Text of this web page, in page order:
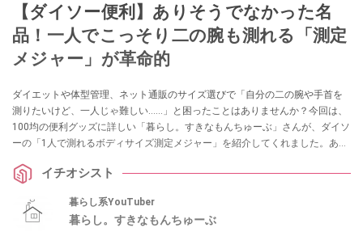
【ダイソー便利】ありそうでなかった名
品！一人でこっそり二の腕も測れる「測定
メジャー」が革命的
ダイエットや体型管理、ネット通販のサイズ選びで「自分の二の腕や手首を
測りたいけど、一人じゃ難しい……」と困ったことはありませんか？今回は、
100均の便利グッズに詳しい「暮らし。すきなもんちゅーぶ」さんが、ダイソ
ーの「1人で測れるボディサイズ測定メジャー」を紹介してくれました。あり
家に一台レベルの重宝アイテムです！
イチオシスト
暮らし系YouTuber
暮らし。すきなもんちゅーぶ